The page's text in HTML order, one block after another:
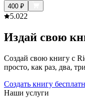
400 ₽
5.022
Издай свою
Создай свою книгу с
просто, как раз, два,
Создать книгу
Наши услуги